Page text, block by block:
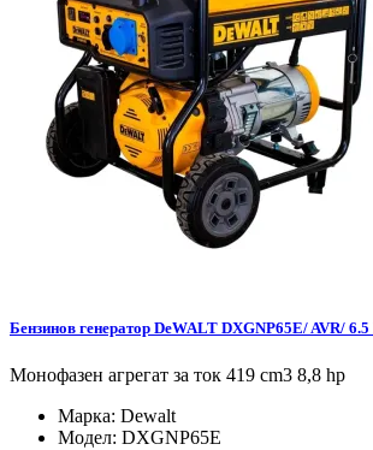
Бензинов генератор DeWALT DXGNP65E/ AVR/
Монофазен агрегат за ток 419 cm3 8,8 hp
Марка: Dewalt
Модел: DXGNP65E